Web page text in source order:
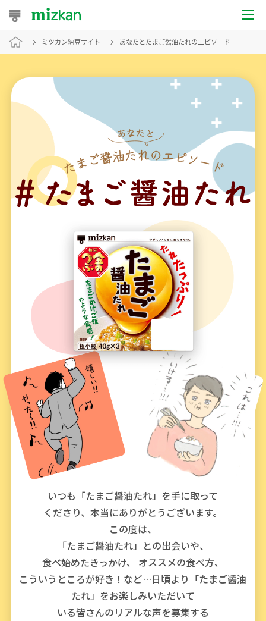
おうちレシピ
おすすめレシピ
レシピ特集
レシピカテゴリ一覧
商品からレシピを探す
レシピ名特集
調味酢
お酢ドリンク ぽん酢
みりん風・料理酒 鍋用調味料
つゆ たれ
中華
クイック調味料 レモン果汁
ふりかけ おすしの素
新商品一覧
キャンペーン情報
ブランド・スペシャルサイト
ブランド・スペシャルサイト トップ
商品ブランドサイト
Fibee（ファイビー）
くらしプラ酢
カンタン酢
お酢ドリンク
味ぽん
つゆ
納豆のサイト
企業情報
国内事業概要
ミツカングループについて
ミツカンの歴史
ミツカンを知る
環境への取り組み
水の文化センター（アーカイブ）
ニュースリリース
お客様相談センター
ミツカン納豆サイト あなたとたまご醤油たれのエピソード
いつも「たまご醤油たれ」を手に取って
くださり、本当にありがとうございます。
この度は、
「たまご醤油たれ」との出会いや、
食べ始めたきっかけ、
オススメの食べ方、
こういうところが好き！など…日頃より「たまご醤油
たれ」をお楽しみいただいて
いる皆さんのリアルな声を募集する